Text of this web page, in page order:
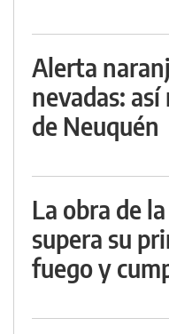
Alerta
nevadas:
de Neuquén
La obra de
supera su
fuego y